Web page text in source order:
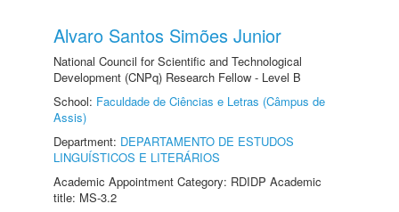
Alvaro Santos Simões Junior
National Council for Scientific and Technological
Development (CNPq) Research Fellow - Level B
School: Faculdade de Ciências e Letras (Câmpus de
Assis)
Department: DEPARTAMENTO DE ESTUDOS
LINGUÍSTICOS E LITERÁRIOS
Academic Appointment Category: RDIDP Academic
title: MS-3.2